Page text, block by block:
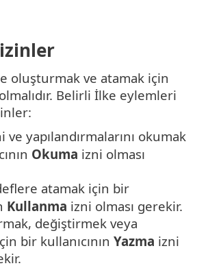
oluşturmak ve atamak için
olmalıdır. Belirli İlke eylemleri
yapılandırmalarını okumak
Okuma izni olması
atamak için bir
Kullanma izni olması gerekir.
değiştirmek veya
bir kullanıcının Yazma izni